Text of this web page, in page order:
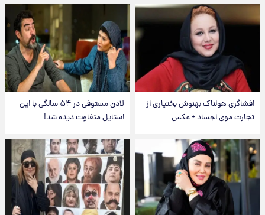
افشاگری هولناک بهنوش بختیاری از
تجارت موی اجساد + عکس
لادن مستوفی در ۵۴ سالگی با این
استایل متفاوت دیده شد!